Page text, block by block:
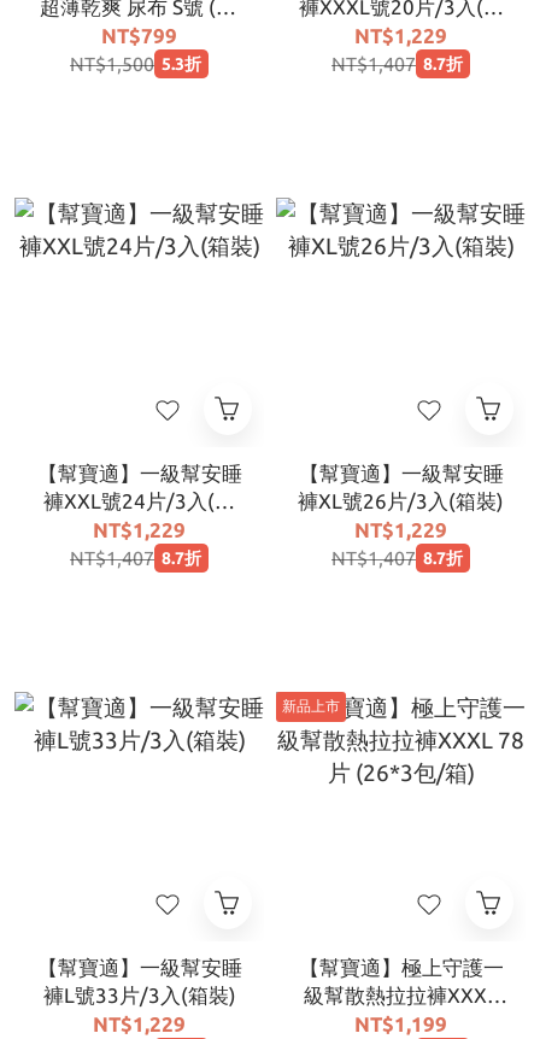
超薄乾爽 尿布 S號 (84
片x3包/箱，共252片)
｜福利出清、自用激省
NT$799
NT$1,500 5.3折
褲XXXL號20片/3入(箱
裝)
NT$1,229
NT$1,407 8.7折
【幫寶適】一級幫安睡
褲XXL號24片/3入(箱
裝)
NT$1,229
NT$1,407 8.7折
【幫寶適】一級幫安睡
褲XL號26片/3入(箱裝)
NT$1,229
NT$1,407 8.7折
【幫寶適】一級幫安睡
褲L號33片/3入(箱裝)
NT$1,229
新品上市
【幫寶適】極上守護一
級幫散熱拉拉褲XXXL
78片 (26*3包/箱)
NT$1,199